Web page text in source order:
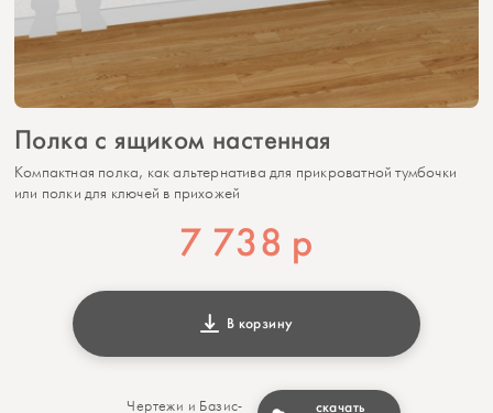
Полка с ящиком настенная
Компактная полка, как альтернатива для прикроватной тумбочки
или полки для ключей в прихожей
7 738 р
В корзину
Чертежи и Базис-
скачать